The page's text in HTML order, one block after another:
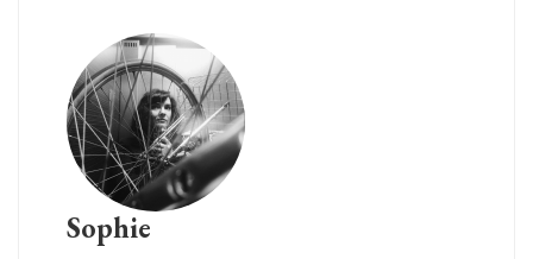
Sophie